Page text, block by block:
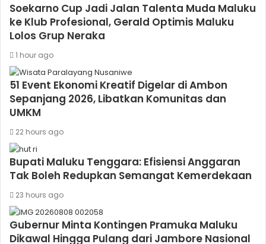
Soekarno Cup Jadi Jalan Talenta Muda Maluku
ke Klub Profesional, Gerald Optimis Maluku
Lolos Grup Neraka
1 hour ago
51 Event Ekonomi Kreatif Digelar di Ambon
Sepanjang 2026, Libatkan Komunitas dan
UMKM
22 hours ago
Bupati Maluku Tenggara: Efisiensi Anggaran
Tak Boleh Redupkan Semangat Kemerdekaan
23 hours ago
Gubernur Minta Kontingen Pramuka Maluku
Dikawal Hingga Pulang dari Jambore Nasional